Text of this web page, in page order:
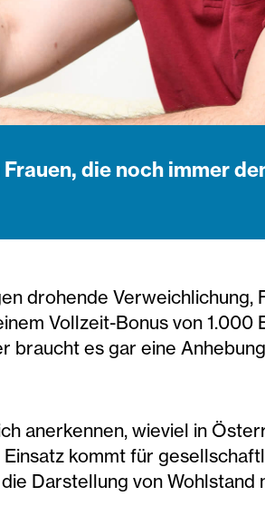
die noch immer
drohende Verweichlichung,
Vollzeit-Bonus von 1.000
braucht es gar eine
anerkennen, wieviel in
kommt für
Darstellung von Wohlstand